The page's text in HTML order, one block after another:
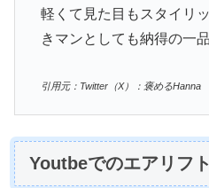
軽くて見た目もスタイリ
きマンとしても納得の一
引用元：Twitter（X）：褒める
Youtbeでのエアリフ